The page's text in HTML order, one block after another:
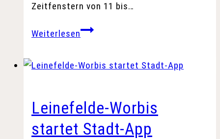
Zeitfenstern von 11 bis…
WeiterlesenCodes
Leinefelde-Worbis
startet Stadt-App